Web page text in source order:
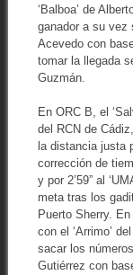
‘Balboa’ de
ganador a su vez
Acevedo con
tomar la llegada
Guzmán.
En ORC B, el
del RCN de
la distancia justa
corrección de
y por 2’59” al
meta tras los
Puerto Sherry.
con el ‘Arrimo’
sacar los
Gutiérrez con